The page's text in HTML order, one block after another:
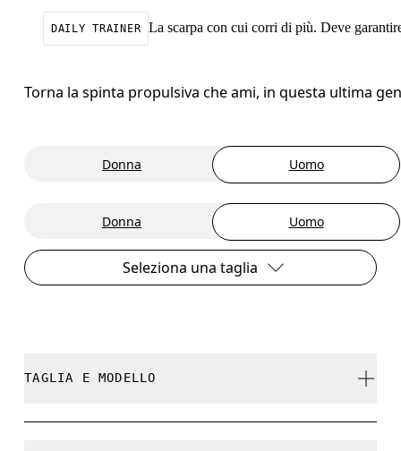
DAILY TRAINER La scarpa con cui corri di più. Deve
Torna la spinta propulsiva che ami, in questa ultima
Donna Uomo
Donna Uomo
Seleziona una taglia
TAGLIA E MODELLO